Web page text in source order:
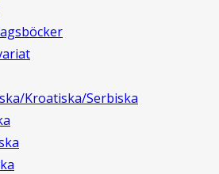
Kroatiska/Serbiska